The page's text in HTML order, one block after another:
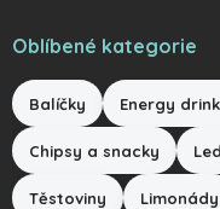
Oblíbené kategorie
Balíčky Energy
Chipsy a snacky
Těstoviny Limonády